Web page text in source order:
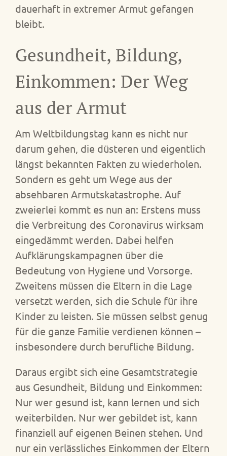
dauerhaft in extremer Armut gefangen
bleibt.
Gesundheit, Bildung,
Einkommen: Der Weg
aus der Armut
Am Weltbildungstag kann es nicht nur
darum gehen, die düsteren und eigentlich
längst bekannten Fakten zu wiederholen.
Sondern es geht um Wege aus der
absehbaren Armutskatastrophe. Auf
zweierlei kommt es nun an: Erstens muss
die Verbreitung des Coronavirus wirksam
eingedämmt werden. Dabei helfen
Aufklärungskampagnen über die
Bedeutung von Hygiene und Vorsorge.
Zweitens müssen die Eltern in die Lage
versetzt werden, sich die Schule für ihre
Kinder zu leisten. Sie müssen selbst genug
für die ganze Familie verdienen können –
insbesondere durch berufliche Bildung.
Daraus ergibt sich eine Gesamtstrategie
aus Gesundheit, Bildung und Einkommen:
Nur wer gesund ist, kann lernen und sich
weiterbilden. Nur wer gebildet ist, kann
finanziell auf eigenen Beinen stehen. Und
nur ein verlässliches Einkommen der Eltern